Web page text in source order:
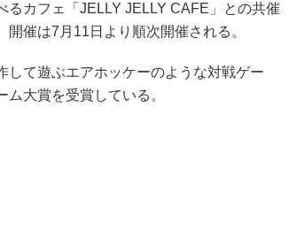
カフェ「JELLY JELLY CAFE」との共催
催は7月11日より順次開催される。
て遊ぶエアホッケーのような対戦ゲー
大賞を受賞している。